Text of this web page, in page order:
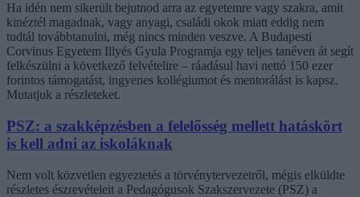
Ha idén nem sikerült bejutnod arra az egyetemre vagy szakra, amit
kinéztél magadnak, vagy anyagi, családi okok miatt eddig nem
tudtál továbbtanulni, még nincs minden veszve. A Budapesti
Corvinus Egyetem Illyés Gyula Programja egy teljes tanéven át segít
felkészülni a következő felvételire – ráadásul havi nettó 150 ezer
forintos támogatást, ingyenes kollégiumot és mentorálást is kapsz.
Mutatjuk a részleteket.
PSZ: a szakképzésben a felelősség mellett hatáskört
is kell adni az iskoláknak
Nem volt közvetlen egyeztetés a törvénytervezetről, mégis elküldte
részletes észrevételeit a Pedagógusok Szakszervezete (PSZ) a